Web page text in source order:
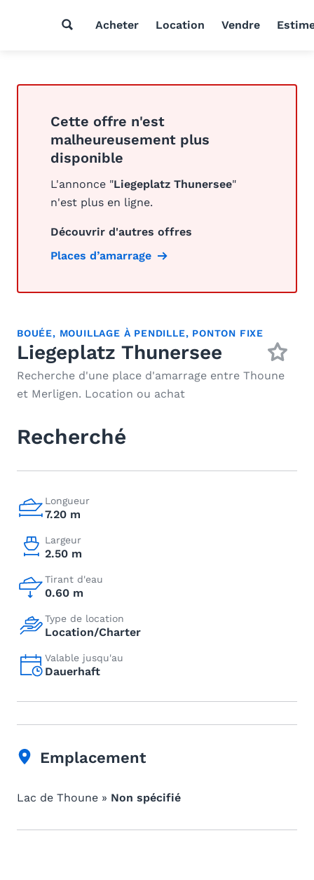
Acheter Location Vendre
Cette offre n'est
malheureusement plus
disponible
L'annonce "Liegeplatz Thunersee"
n'est plus en ligne.
Découvrir d'autres offres
Places d’amarrage
BOUÉE, MOUILLAGE À PENDILLE, PONTON FIXE
Liegeplatz Thunersee
Recherche d'une place d'amarrage entre Thoune
et Merligen. Location ou achat
Recherché
Longueur
7.20 m
Largeur
2.50 m
Tirant d'eau
0.60 m
Type de location
Location/Charter
Valable jusqu'au
Dauerhaft
Emplacement
Lac de Thoune » Non spécifié